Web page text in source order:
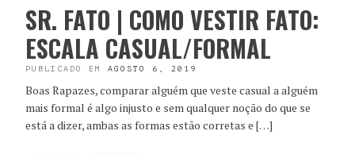
SR. FATO | COMO VESTIR FATO:
ESCALA CASUAL/FORMAL
PUBLICADO EM AGOSTO 6, 2019
Boas Rapazes, comparar alguém que veste casual a alguém
mais formal é algo injusto e sem qualquer noção do que se
está a dizer, ambas as formas estão corretas e […]